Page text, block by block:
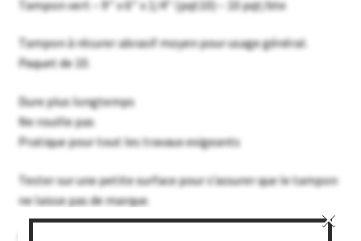
Tampon vert – 9’’ x 6’’ x 1/4’’ (pqt10) – 10 pqt/bte
Tampon à récurer abrasif moyen pour usage général.
Paquet de 10.
Dure plus longtemps
Ne rouille pas
Pratique pour tout les travaux exigeants
Tester sur une petite surface pour s’assurer que le tampon
ne laisse pas de marque.
×